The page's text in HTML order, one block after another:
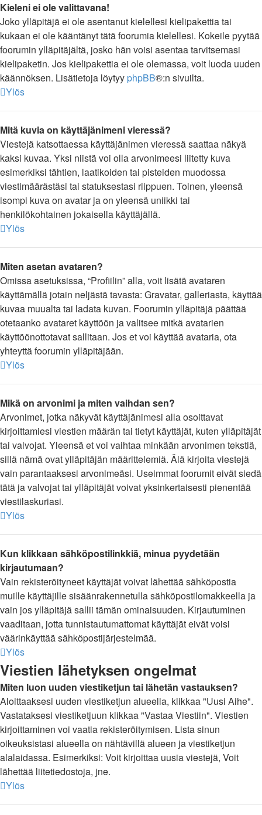
Kieleni ei ole valittavana!
Joko ylläpitäjä ei ole asentanut kielellesi kielipakettia tai
kukaan ei ole kääntänyt tätä foorumia kielellesi. Kokeile pyytää
foorumin ylläpitäjältä, josko hän voisi asentaa tarvitsemasi
kielipaketin. Jos kielipakettia ei ole olemassa, voit luoda uuden
käännöksen. Lisätietoja löytyy phpBB®:n sivuilta.
Ylös
Mitä kuvia on käyttäjänimeni vieressä?
Viestejä katsottaessa käyttäjänimen vieressä saattaa näkyä
kaksi kuvaa. Yksi niistä voi olla arvonimeesi liitetty kuva
esimerkiksi tähtien, laatikoiden tai pisteiden muodossa
viestimäärästäsi tai statuksestasi riippuen. Toinen, yleensä
isompi kuva on avatar ja on yleensä uniikki tai
henkilökohtainen jokaisella käyttäjällä.
Ylös
Miten asetan avataren?
Omissa asetuksissa, “Profiilin” alla, voit lisätä avataren
käyttämällä jotain neljästä tavasta: Gravatar, galleriasta, käyttää
kuvaa muualta tai ladata kuvan. Foorumin ylläpitäjä päättää
otetaanko avataret käyttöön ja valitsee mitkä avatarien
käyttöönottotavat sallitaan. Jos et voi käyttää avataria, ota
yhteyttä foorumin ylläpitäjään.
Ylös
Mikä on arvonimi ja miten vaihdan sen?
Arvonimet, jotka näkyvät käyttäjänimesi alla osoittavat
kirjoittamiesi viestien määrän tai tietyt käyttäjät, kuten ylläpitäjät
tai valvojat. Yleensä et voi vaihtaa minkään arvonimen tekstiä,
sillä nämä ovat ylläpitäjän määrittelemiä. Älä kirjoita viestejä
vain parantaaksesi arvonimeäsi. Useimmat foorumit eivät siedä
tätä ja valvojat tai ylläpitäjät voivat yksinkertaisesti pienentää
viestilaskuriasi.
Ylös
Kun klikkaan sähköpostilinkkiä, minua pyydetään
kirjautumaan?
Vain rekisteröityneet käyttäjät voivat lähettää sähköpostia
muille käyttäjille sisäänrakennetulla sähköpostilomakkeella ja
vain jos ylläpitäjä sallii tämän ominaisuuden. Kirjautuminen
vaaditaan, jotta tunnistautumattomat käyttäjät eivät voisi
väärinkäyttää sähköpostijärjestelmää.
Ylös
Viestien lähetyksen ongelmat
Miten luon uuden viestiketjun tai lähetän vastauksen?
Aloittaaksesi uuden viestiketjun alueella, klikkaa "Uusi Aihe".
Vastataksesi viestiketjuun klikkaa "Vastaa Viestiin". Viestien
kirjoittaminen voi vaatia rekisteröitymisen. Lista sinun
oikeuksistasi alueella on nähtävillä alueen ja viestiketjun
alalaidassa. Esimerkiksi: Voit kirjoittaa uusia viestejä, Voit
lähettää liitetiedostoja, jne.
Ylös